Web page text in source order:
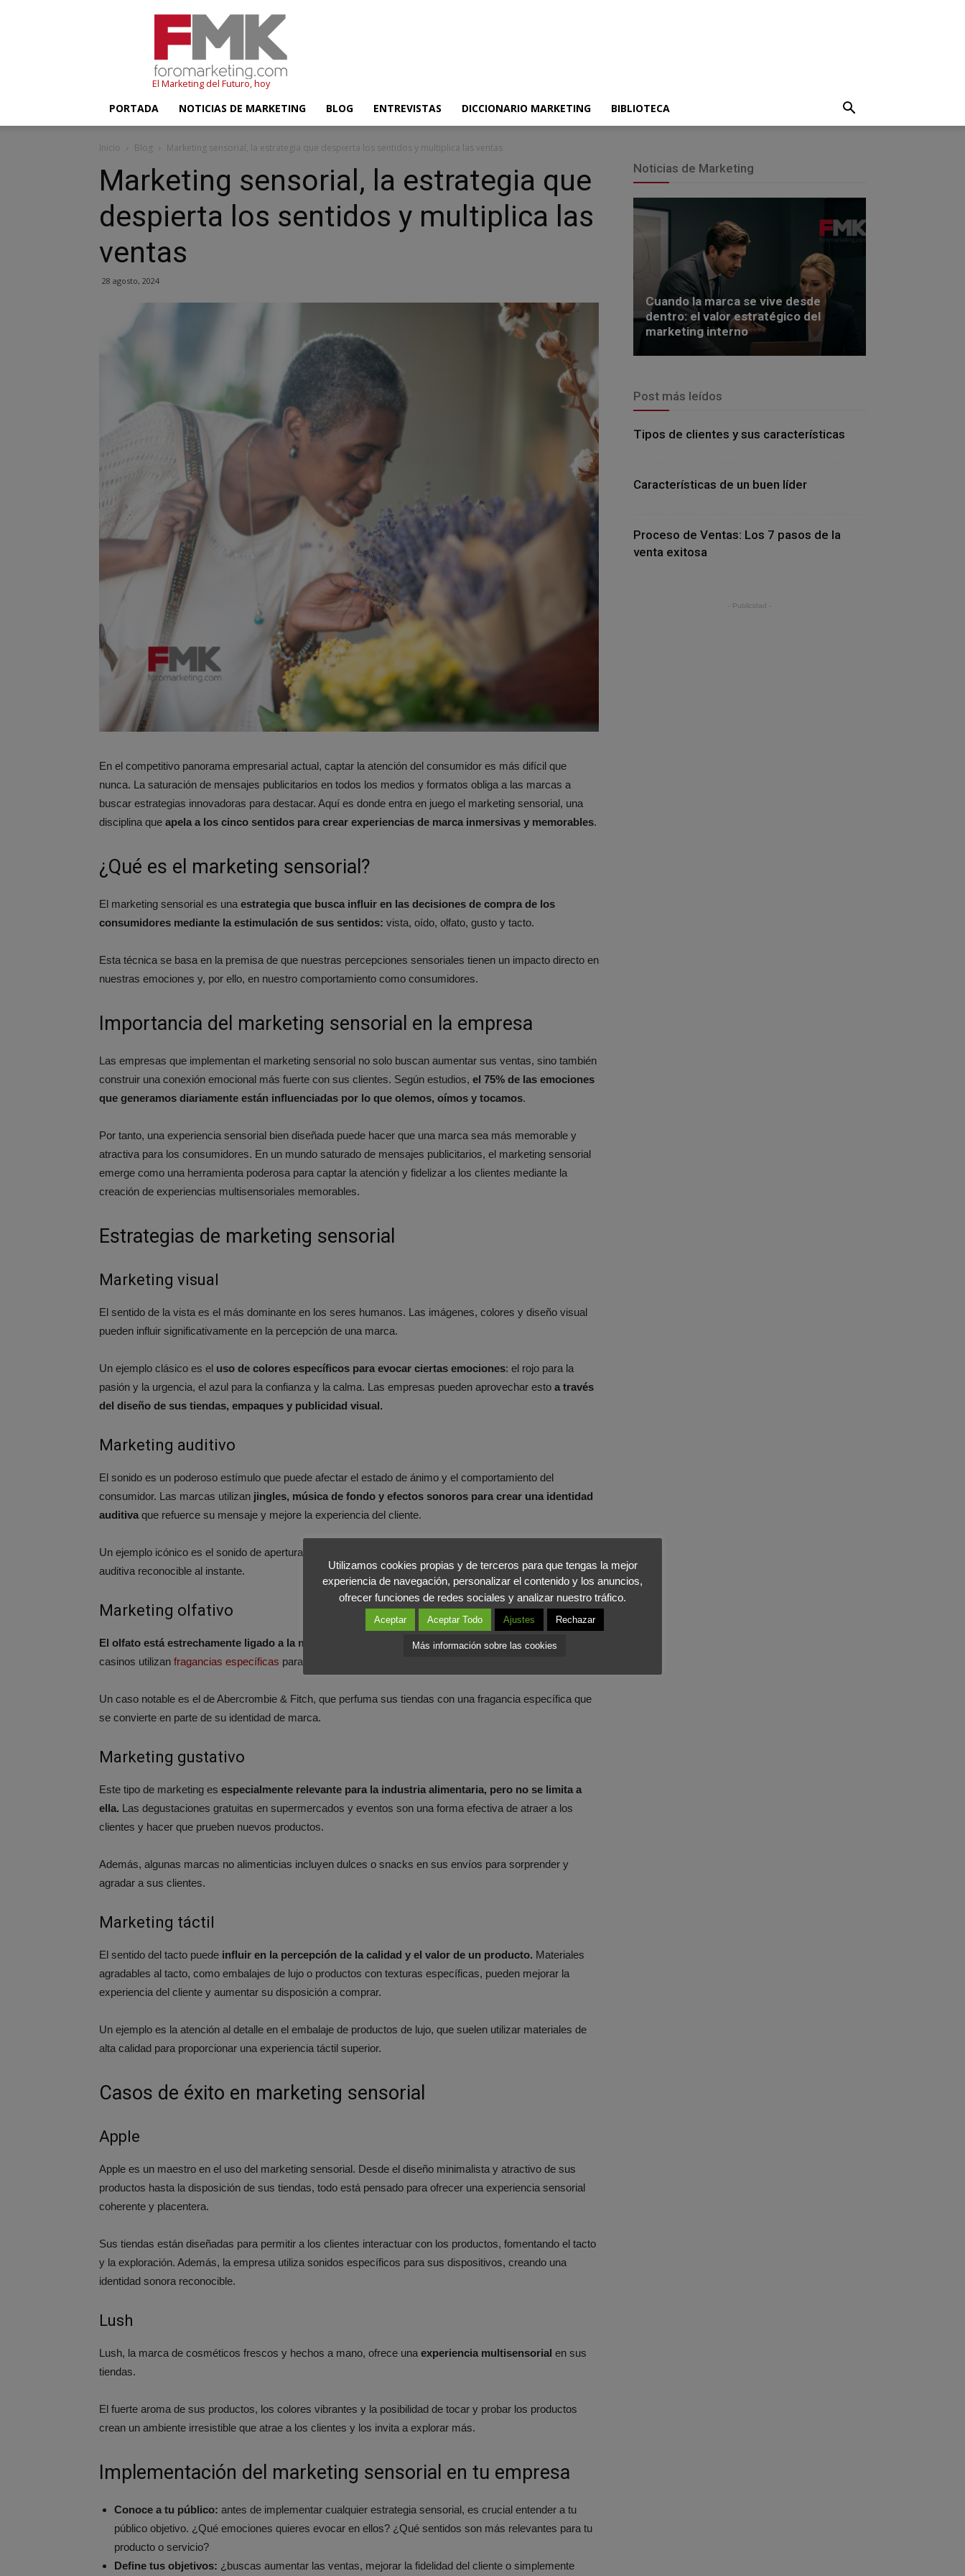
El Marketing del Futuro, hoy
PORTADA NOTICIAS DE MARKETING BLOG ENTREVISTAS DICCIONARIO MARKETING BIBLIOTECA
Inicio Blog Marketing sensorial, la estrategia que despierta los sentidos y multiplica las ventas
Marketing sensorial, la estrategia que
despierta los sentidos y multiplica las
ventas
28 agosto, 2024
En el competitivo panorama empresarial actual, captar la atención del consumidor es más difícil que
nunca. La saturación de mensajes publicitarios en todos los medios y formatos obliga a las marcas a
buscar estrategias innovadoras para destacar. Aquí es donde entra en juego el marketing sensorial, una
disciplina que apela a los cinco sentidos para crear experiencias de marca inmersivas y memorables.
¿Qué es el marketing sensorial?
El marketing sensorial es una estrategia que busca influir en las decisiones de compra de los
consumidores mediante la estimulación de sus sentidos: vista, oído, olfato, gusto y tacto.
Esta técnica se basa en la premisa de que nuestras percepciones sensoriales tienen un impacto directo en
nuestras emociones y, por ello, en nuestro comportamiento como consumidores.
Importancia del marketing sensorial en la empresa
Las empresas que implementan el marketing sensorial no solo buscan aumentar sus ventas, sino también
construir una conexión emocional más fuerte con sus clientes. Según estudios, el 75% de las emociones
que generamos diariamente están influenciadas por lo que olemos, oímos y tocamos.
Por tanto, una experiencia sensorial bien diseñada puede hacer que una marca sea más memorable y
atractiva para los consumidores. En un mundo saturado de mensajes publicitarios, el marketing sensorial
emerge como una herramienta poderosa para captar la atención y fidelizar a los clientes mediante la
creación de experiencias multisensoriales memorables.
Estrategias de marketing sensorial
Marketing visual
El sentido de la vista es el más dominante en los seres humanos. Las imágenes, colores y diseño visual
pueden influir significativamente en la percepción de una marca.
Un ejemplo clásico es el uso de colores específicos para evocar ciertas emociones: el rojo para la
pasión y la urgencia, el azul para la confianza y la calma. Las empresas pueden aprovechar esto a través
del diseño de sus tiendas, empaques y publicidad visual.
Marketing auditivo
El sonido es un poderoso estímulo que puede afectar el estado de ánimo y el comportamiento del
consumidor. Las marcas utilizan jingles, música de fondo y efectos sonoros para crear una identidad
auditiva que refuerce su mensaje y mejore la experiencia del cliente.
Un ejemplo icónico es el sonido de apertura de un producto de Apple, que se ha convertido en una firma
auditiva reconocible al instante​​.
Marketing olfativo
El olfato está estrechamente ligado a la memoria y las emociones.Las tiendas de retail, hoteles y
casinos utilizan fragancias específicas para crear un ambiente agradable y distintivo.
Un caso notable es el de Abercrombie & Fitch, que perfuma sus tiendas con una fragancia específica que
se convierte en parte de su identidad de marca​.
Marketing gustativo
Este tipo de marketing es especialmente relevante para la industria alimentaria, pero no se limita a
ella. Las degustaciones gratuitas en supermercados y eventos son una forma efectiva de atraer a los
clientes y hacer que prueben nuevos productos.
Además, algunas marcas no alimenticias incluyen dulces o snacks en sus envíos para sorprender y
agradar a sus clientes​.
Marketing táctil
El sentido del tacto puede influir en la percepción de la calidad y el valor de un producto. Materiales
agradables al tacto, como embalajes de lujo o productos con texturas específicas, pueden mejorar la
experiencia del cliente y aumentar su disposición a comprar.
Un ejemplo es la atención al detalle en el embalaje de productos de lujo, que suelen utilizar materiales de
alta calidad para proporcionar una experiencia táctil superior​.
Casos de éxito en marketing sensorial
Apple
Apple es un maestro en el uso del marketing sensorial. Desde el diseño minimalista y atractivo de sus
productos hasta la disposición de sus tiendas, todo está pensado para ofrecer una experiencia sensorial
coherente y placentera.
Sus tiendas están diseñadas para permitir a los clientes interactuar con los productos, fomentando el tacto
y la exploración. Además, la empresa utiliza sonidos específicos para sus dispositivos, creando una
identidad sonora reconocible​.
Lush
Lush, la marca de cosméticos frescos y hechos a mano, ofrece una experiencia multisensorial en sus
tiendas.
El fuerte aroma de sus productos, los colores vibrantes y la posibilidad de tocar y probar los productos
crean un ambiente irresistible que atrae a los clientes y los invita a explorar más​​.
Implementación del marketing sensorial en tu empresa
Conoce a tu público: antes de implementar cualquier estrategia sensorial, es crucial entender a tu
público objetivo. ¿Qué emociones quieres evocar en ellos? ¿Qué sentidos son más relevantes para tu
producto o servicio?
Define tus objetivos: ¿buscas aumentar las ventas, mejorar la fidelidad del cliente o simplemente
Noticias de Marketing
Cuando la marca se vive desde
dentro: el valor estratégico del
marketing interno
Post más leídos
Tipos de clientes y sus características
Características de un buen líder
Proceso de Ventas: Los 7 pasos de la
venta exitosa
- Publicidad -
Utilizamos cookies propias y de terceros para que tengas la mejor
experiencia de navegación, personalizar el contenido y los anuncios,
ofrecer funciones de redes sociales y analizar nuestro tráfico.
Aceptar Aceptar Todo Ajustes Rechazar
Más información sobre las cookies